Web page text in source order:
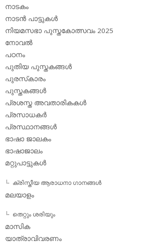
നാടകം
നാടന്‍ പാട്ടുകള്‍
നിയമസഭാ പുസ്തകോത്സവം 2025
നോവല്‍
പഠനം
പുതിയ പുസ്തകങ്ങള്‍
പുരസ്‌കാരം
പുസ്തകങ്ങള്‍
പ്രശസ്ത അവതാരികകള്‍
പ്രസാധകര്‍
പ്രസ്ഥാനങ്ങള്‍
ഭാഷാ ജാലകം
ഭാഷാജാലം
മറ്റുപാട്ടുകള്‍
ക്രിസ്തീയ ആരാധനാ ഗാനങ്ങള്‍
മലയാളം
തെറ്റും ശരിയും
മാസിക
യാത്രാവിവരണം